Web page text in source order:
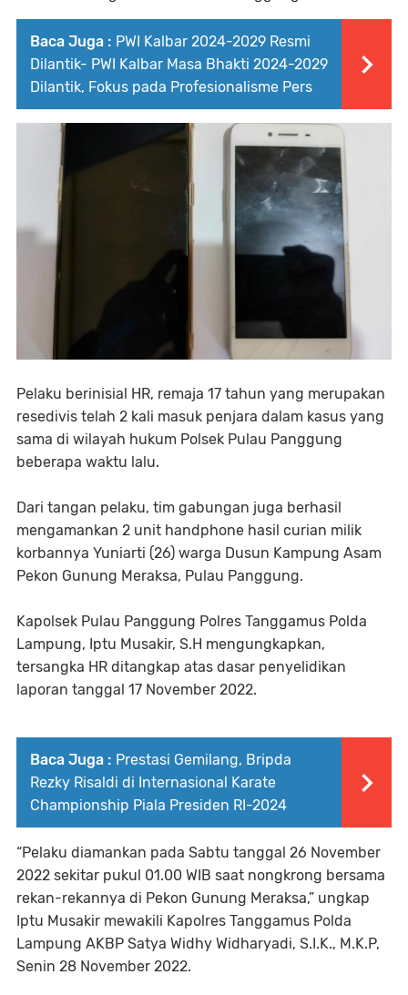
Baca Juga : PWI Kalbar 2024-2029 Resmi
Dilantik- PWI Kalbar Masa Bhakti 2024-2029
Dilantik, Fokus pada Profesionalisme Pers
Pelaku berinisial HR, remaja 17 tahun yang merupakan
resedivis telah 2 kali masuk penjara dalam kasus yang
sama di wilayah hukum Polsek Pulau Panggung
beberapa waktu lalu.
Dari tangan pelaku, tim gabungan juga berhasil
mengamankan 2 unit handphone hasil curian milik
korbannya Yuniarti (26) warga Dusun Kampung Asam
Pekon Gunung Meraksa, Pulau Panggung.
Kapolsek Pulau Panggung Polres Tanggamus Polda
Lampung, Iptu Musakir, S.H mengungkapkan,
tersangka HR ditangkap atas dasar penyelidikan
laporan tanggal 17 November 2022.
Baca Juga : Prestasi Gemilang, Bripda
Rezky Risaldi di Internasional Karate
Championship Piala Presiden RI-2024
“Pelaku diamankan pada Sabtu tanggal 26 November
2022 sekitar pukul 01.00 WIB saat nongkrong bersama
rekan-rekannya di Pekon Gunung Meraksa,” ungkap
Iptu Musakir mewakili Kapolres Tanggamus Polda
Lampung AKBP Satya Widhy Widharyadi, S.I.K., M.K.P,
Senin 28 November 2022.